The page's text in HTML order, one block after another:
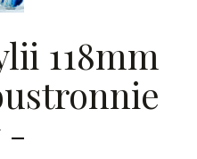
118mm
-